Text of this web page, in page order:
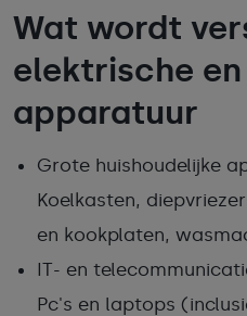
Wat wordt
elektrische
apparatuur
Grote huishoudelijke
Koelkasten,
en kookplaten,
IT- en
Pc's en laptops